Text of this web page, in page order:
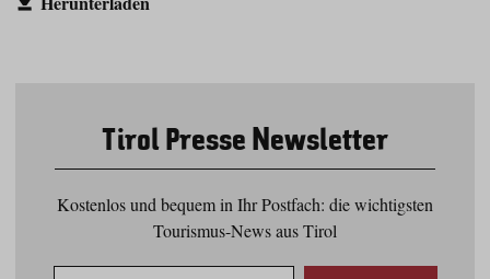
Tirol Presse Newsletter
Kostenlos und bequem in Ihr Postfach: die wichtigsten
Tourismus-News aus Tirol